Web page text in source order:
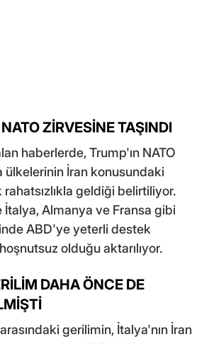
ZİRVESİNE TAŞINDI
haberlerde, Trump'ın NATO
ülkelerinin İran konusundaki
geldiği belirtiliyor.
İtalya, Almanya ve Fransa gibi
ABD'ye yeterli destek
olduğu aktarılıyor.
DAHA ÖNCE DE
gerilimin, İtalya'nın İran